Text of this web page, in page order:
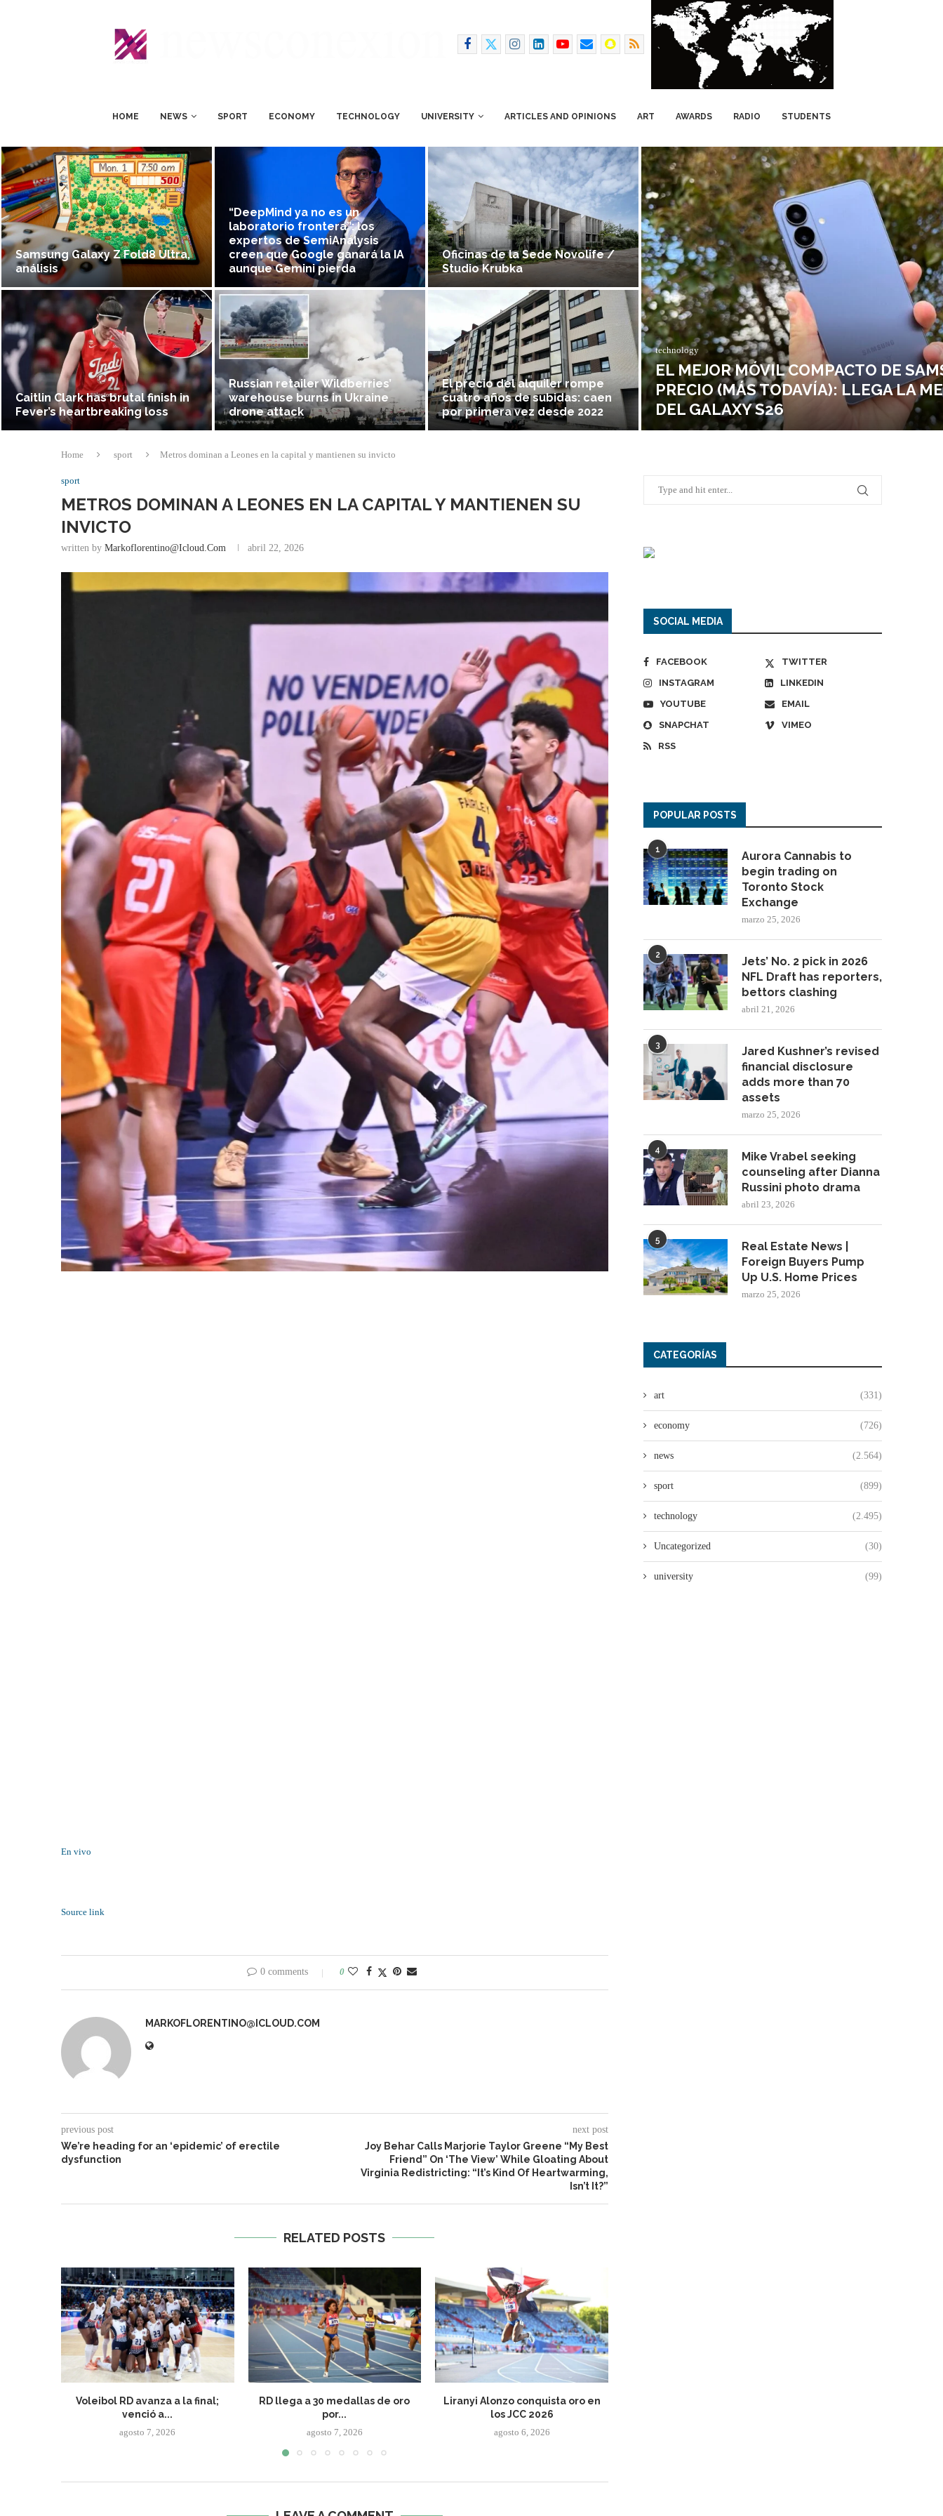
HOME NEWS SPORT ECONOMY TECHNOLOGY UNIVERSITY ARTICLES AND OPINIONS ART AWARDS RADIO STUDENTS
Samsung Galaxy Z Fold8 Ultra,
análisis
Caitlin Clark has brutal finish in
Fever’s heartbreaking loss
“DeepMind ya no es un
laboratorio frontera”: los
expertos de SemiAnalysis
creen que Google ganará la IA
aunque Gemini pierda
Russian retailer Wildberries’
warehouse burns in Ukraine
drone attack
Oficinas de la Sede Novolife /
Studio Krubka
El precio del alquiler rompe
cuatro años de subidas: caen
por primera vez desde 2022
technology
EL MEJOR MÓVIL COMPACTO DE
PRECIO (MÁS TODAVÍA): LLEGA LA
DEL GALAXY S26
Home sport Metros dominan a Leones en la capital y mantienen su invicto
sport
METROS DOMINAN A LEONES EN LA CAPITAL Y MANTIENEN SU
INVICTO
written by Markoflorentino@icloud.com abril 22, 2026
En vivo
Source link
0 comments 0
MARKOFLORENTINO@ICLOUD.COM
previous post
We’re heading for an ‘epidemic’ of erectile
dysfunction
next post
Joy Behar Calls Marjorie Taylor Greene “My Best
Friend” On ‘The View’ While Gloating About
Virginia Redistricting: “It’s Kind Of Heartwarming,
Isn’t It?”
RELATED POSTS
Voleibol RD avanza a la final;
venció a...
agosto 7, 2026
RD llega a 30 medallas de oro
por...
agosto 7, 2026
Liranyi Alonzo conquista oro en
los JCC 2026
agosto 6, 2026
SOCIAL MEDIA
FACEBOOK
TWITTER
INSTAGRAM
LINKEDIN
YOUTUBE
EMAIL
SNAPCHAT
VIMEO
RSS
POPULAR POSTS
1
Aurora Cannabis to
begin trading on
Toronto Stock
Exchange
marzo 25, 2026
2
Jets’ No. 2 pick in 2026
NFL Draft has reporters,
bettors clashing
abril 21, 2026
3
Jared Kushner’s revised
financial disclosure
adds more than 70
assets
marzo 25, 2026
4
Mike Vrabel seeking
counseling after Dianna
Russini photo drama
abril 23, 2026
5
Real Estate News |
Foreign Buyers Pump
Up U.S. Home Prices
marzo 25, 2026
CATEGORÍAS
art (331)
economy (726)
news (2.564)
sport (899)
technology (2.495)
Uncategorized (30)
university (99)